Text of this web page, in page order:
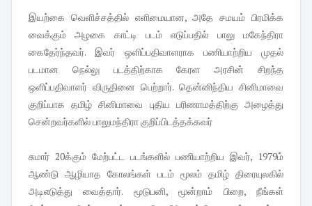
இயற்கை வெளிச்சத்தில் எளிமையான, அதே சமயம் பிரமிக்க
வைக்கும் அழகை காட்டி படம் எடுப்பதில் பாலு மகேந்திரா
கைதேர்ந்தவர். இவர் ஒளிப்பதிவாளராக பணியாற்றிய முதல்
படமான நெல்லு படத்திற்காக கேரள அரசின் சிறந்த
ஒளிப்பதிவாளர் விருதினை பெற்றார். தென்னிந்திய சினிமாவை
குறிப்பாக தமிழ் சினிமாவை புதிய பரிணாமத்திற்கு அழைத்து
சென்றவர்களில் பாலுமந்திரா குறிப்பிடத்தக்கவர்
சுமார் 20க்கும் மேற்பட்ட படங்களில் பணியாற்றிய இவர், 1979ம்
ஆண்டு ஆழியாத கோலங்கள் படம் மூலம் தமிழ் திரையுலகில்
அடிஎடுத்து வைத்தார். மூடுபனி, மூன்றாம் பிறை, நீங்கள்